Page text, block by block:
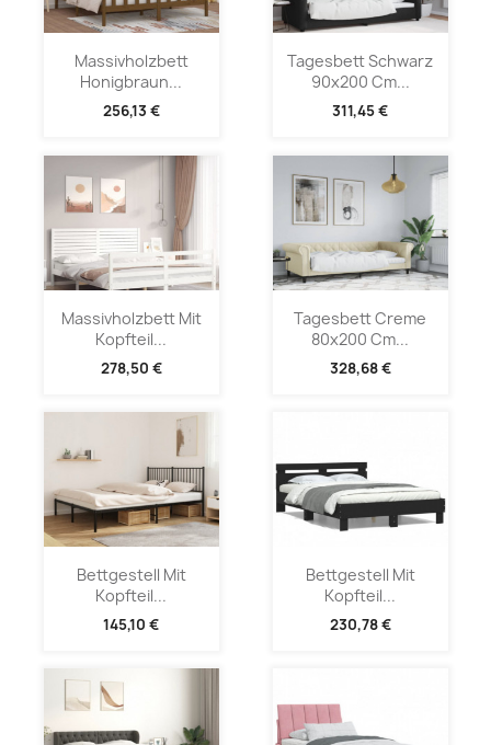
Massivholzbett
Honigbraun...
256,13 €
Tagesbett Schwarz
90x200 Cm...
311,45 €
Massivholzbett Mit
Kopfteil...
278,50 €
Tagesbett Creme
80x200 Cm...
328,68 €
Bettgestell Mit
Kopfteil...
145,10 €
Bettgestell Mit
Kopfteil...
230,78 €